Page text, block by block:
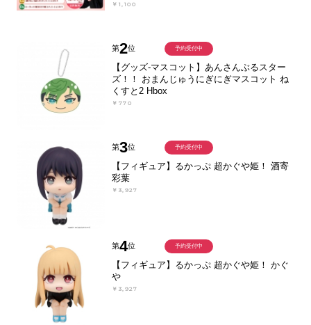
￥1,100
第2位
【グッズ-マスコット】あんさんぶるスター
ズ！！ おまんじゅうにぎにぎマスコット ね
くすと2 Hbox
￥770
予約受付中
第3位
【フィギュア】るかっぷ 超かぐや姫！ 酒寄
彩葉
￥3,927
予約受付中
第4位
【フィギュア】るかっぷ 超かぐや姫！ かぐ
や
￥3,927
予約受付中